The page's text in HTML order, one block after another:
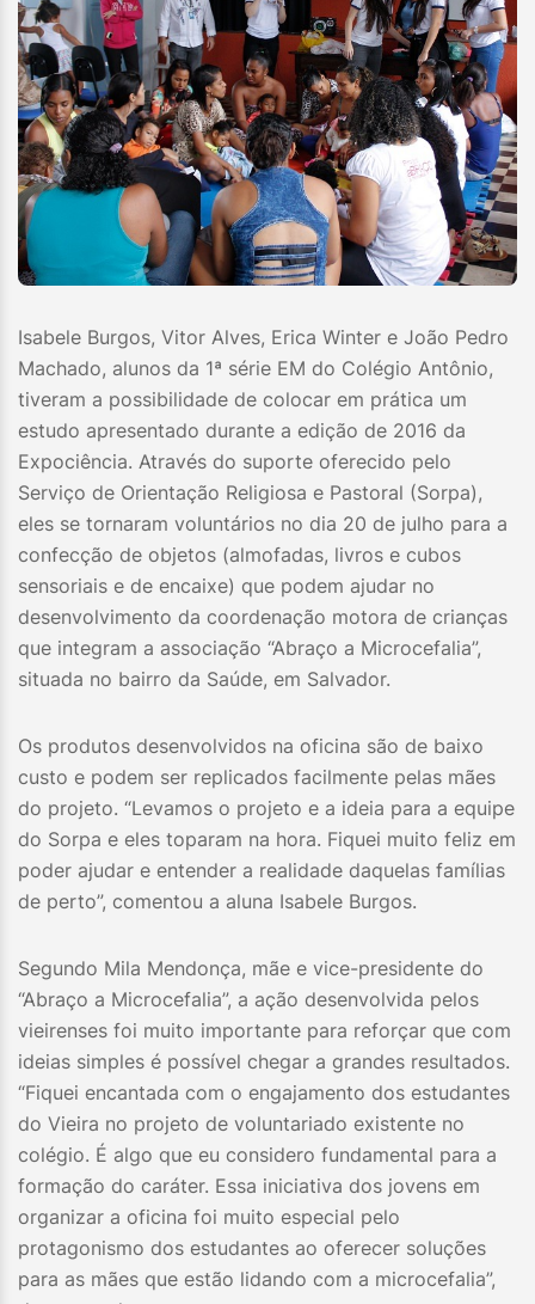
Isabele Burgos, Vitor Alves, Erica Winter e João Pedro
Machado, alunos da 1ª série EM do Colégio Antônio,
tiveram a possibilidade de colocar em prática um
estudo apresentado durante a edição de 2016 da
Expociência. Através do suporte oferecido pelo
Serviço de Orientação Religiosa e Pastoral (Sorpa),
eles se tornaram voluntários no dia 20 de julho para a
confecção de objetos (almofadas, livros e cubos
sensoriais e de encaixe) que podem ajudar no
desenvolvimento da coordenação motora de crianças
que integram a associação “Abraço a Microcefalia”,
situada no bairro da Saúde, em Salvador.
Os produtos desenvolvidos na oficina são de baixo
custo e podem ser replicados facilmente pelas mães
do projeto. “Levamos o projeto e a ideia para a equipe
do Sorpa e eles toparam na hora. Fiquei muito feliz em
poder ajudar e entender a realidade daquelas famílias
de perto”, comentou a aluna Isabele Burgos.
Segundo Mila Mendonça, mãe e vice-presidente do
“Abraço a Microcefalia”, a ação desenvolvida pelos
vieirenses foi muito importante para reforçar que com
ideias simples é possível chegar a grandes resultados.
“Fiquei encantada com o engajamento dos estudantes
do Vieira no projeto de voluntariado existente no
colégio. É algo que eu considero fundamental para a
formação do caráter. Essa iniciativa dos jovens em
organizar a oficina foi muito especial pelo
protagonismo dos estudantes ao oferecer soluções
para as mães que estão lidando com a microcefalia”,